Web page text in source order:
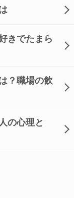
きでたまら
？職場の飲
の心理と